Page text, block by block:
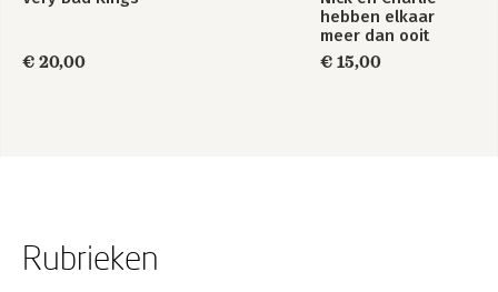
€ 20,00
hebben elkaar
meer dan ooit
nodig…
€ 15,00
Rubrieken